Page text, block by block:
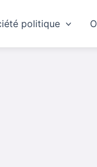
politique